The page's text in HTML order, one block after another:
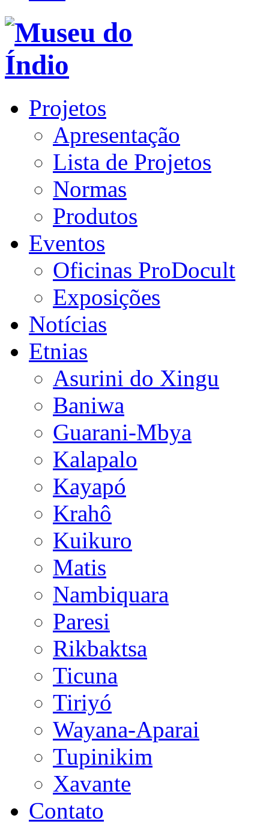
Projetos
Apresentação
Lista de Projetos
Normas
Produtos
Eventos
Oficinas ProDocult
Exposições
Notícias
Etnias
Asurini do Xingu
Baniwa
Guarani-Mbya
Kalapalo
Kayapó
Krahô
Kuikuro
Matis
Nambiquara
Paresi
Rikbaktsa
Ticuna
Tiriyó
Wayana-Aparai
Tupinikim
Xavante
Contato